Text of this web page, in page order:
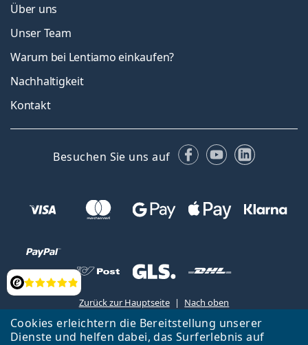
Cookies erleichtern die Bereitstellung unserer
Dienste und helfen dabei, das Surferlebnis auf
Bewertung
Über uns
Unser Team
Warum bei Lentiamo einkaufen?
Nachhaltigkeit
Kontakt
Besuchen Sie uns auf Facebook
YouTubeLinkedIn
Zurück zur Hauptseite
Nach oben
Lentiamo s.r.o., Tschechien ist Eigentümer und Betreiber des Online-
Shops Lentiamo.at
Seit 18 Jahren sind wir für Sie da.